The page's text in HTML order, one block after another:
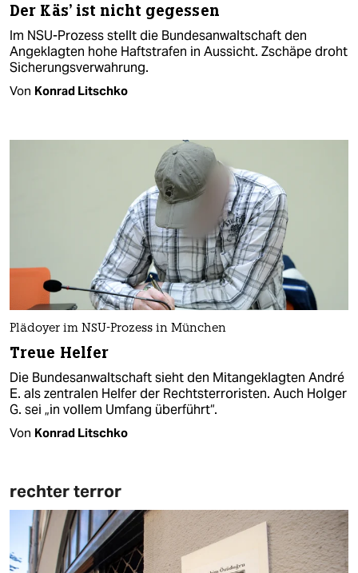
Der Käs' ist nicht gegessen
Im NSU-Prozess stellt die Bundesanwaltschaft den
Angeklagten hohe Haftstrafen in Aussicht. Zschäpe droht
Sicherungsverwahrung.
Von Konrad Litschko
Plädoyer im NSU-Prozess in München
Treue Helfer
Die Bundesanwaltschaft sieht den Mitangeklagten André
E. als zentralen Helfer der Rechtsterroristen. Auch Holger
G. sei „in vollem Umfang überführt“.
Von Konrad Litschko
rechter terror